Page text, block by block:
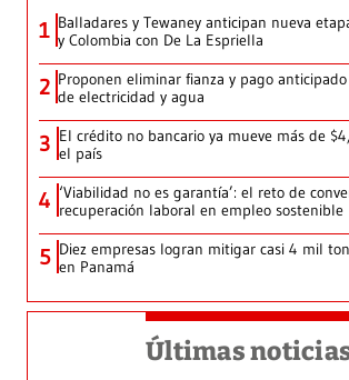
1 Balladares y Tewaney anticipan nueva
y Colombia con De La Espriella
2 Proponen eliminar fianza y pago
de electricidad y agua
3 El crédito no bancario ya mueve más de
el país
4 ‘Viabilidad no es garantía’: el reto de
recuperación laboral en empleo sostenible
5 Diez empresas logran mitigar casi 4 mil
en Panamá
Últimas